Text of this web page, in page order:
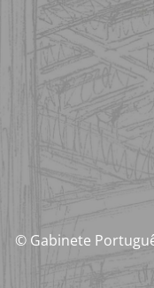
© Gabinete